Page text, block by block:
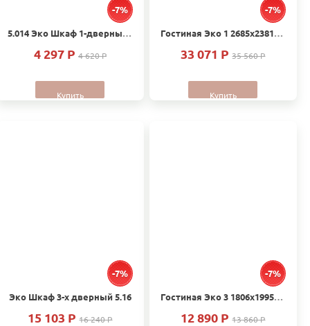
-7%
5.014 Эко Шкаф 1-дверный 500х1995х540
4 297 P 4 620 P
Купить
-7%
Гостиная Эко 1 2685х2381х540
33 071 P35 560 P
Купить
-7%
Эко Шкаф 3-х дверный 5.16
15 103 P16 240 P
-7%
Гостиная Эко 3 1806х1995х540
12 890 P13 860 P